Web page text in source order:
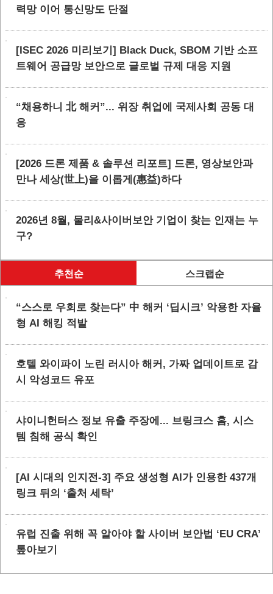
력망 이어 통신망도 단절
[ISEC 2026 미리보기] Black Duck, SBOM 기반 소프
트웨어 공급망 보안으로 글로벌 규제 대응 지원
“채용하니 北 해커”... 위장 취업에 국제사회 공동 대
응
[2026 드론 제품 & 솔루션 리포트] 드론, 영상보안과
만나 세상(世上)을 이롭게(惠益)하다
2026년 8월, 물리&사이버보안 기업이 찾는 인재는 누
구?
추천순 스크랩순
“스스로 우회로 찾는다” 中 해커 ‘딥시크’ 악용한 자율
형 AI 해킹 적발
호텔 와이파이 노린 러시아 해커, 가짜 업데이트로 감
시 악성코드 유포
샤이니헌터스 정보 유출 주장에... 브링크스 홈, 시스
템 침해 공식 확인
[AI 시대의 인지전-3] 주요 생성형 AI가 인용한 437개
링크 뒤의 ‘출처 세탁’
유럽 진출 위해 꼭 알아야 할 사이버 보안법 ‘EU CRA’
톺아보기